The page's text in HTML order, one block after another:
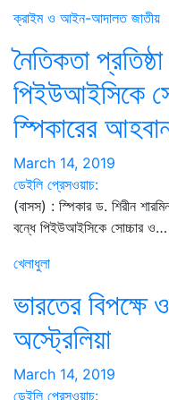
ক্রাইম ও আইন-আদালত জাতীয়
নৈতিকতা
পিইউআইসিকে
স্পিকারের
March 14, 2019
ডেইলি প্রেসওয়াচ:
(বাসস) : স্পিকার ড. শিরীন
বন্ধে পিইউআইসিকে সোচ্চার ও…
খেলাধুলা
ভারতের বিপক্ষে
অস্ট্রেলিয়া
March 14, 2019
ডেইলি প্রেসওয়াচ: